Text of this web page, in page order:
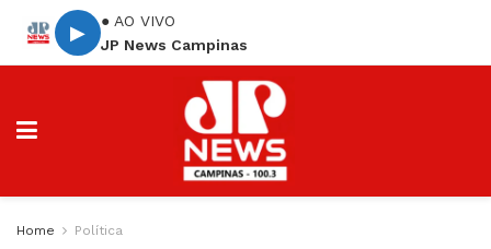
▶
● AO VIVO
JP News Campinas
Home Política